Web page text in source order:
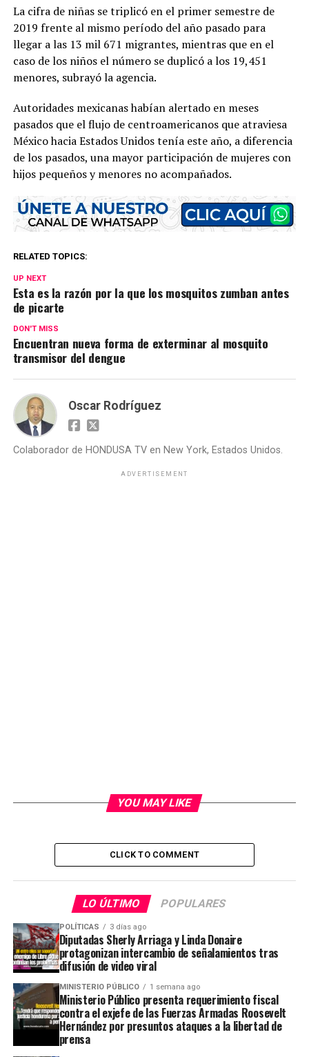
La cifra de niñas se triplicó en el primer semestre de
2019 frente al mismo período del año pasado para
llegar a las 13 mil 671 migrantes, mientras que en el
caso de los niños el número se duplicó a los 19,451
menores, subrayó la agencia.
Autoridades mexicanas habían alertado en meses
pasados que el flujo de centroamericanos que atraviesa
México hacia Estados Unidos tenía este año, a diferencia
de los pasados, una mayor participación de mujeres con
hijos pequeños y menores no acompañados.
RELATED TOPICS:
UP NEXT
Esta es la razón por la que los mosquitos zumban antes
de picarte
DON'T MISS
Encuentran nueva forma de exterminar al mosquito
transmisor del dengue
Oscar Rodríguez
Colaborador de HONDUSA TV en New York, Estados Unidos.
ADVERTISEMENT
YOU MAY LIKE
CLICK TO COMMENT
LO ÚLTIMO POPULARES
POLÍTICAS 3 días ago
Diputadas Sherly Arriaga y Linda Donaire
protagonizan intercambio de señalamientos tras
difusión de video viral
MINISTERIO PÚBLICO 1 semana ago
Ministerio Público presenta requerimiento fiscal
contra el exjefe de las Fuerzas Armadas Roosevelt
Hernández por presuntos ataques a la libertad de
prensa